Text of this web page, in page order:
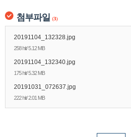
첨부파일 (3)
20191104_132328.jpg
258 hit/ 5.12 MB
20191104_132340.jpg
175 hit/ 5.32 MB
20191031_072637.jpg
222 hit/ 2.01 MB